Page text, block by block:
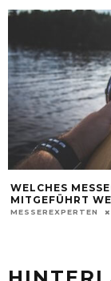
WELCHES
MITGEFÜHRT
MESSEREXPERTEN